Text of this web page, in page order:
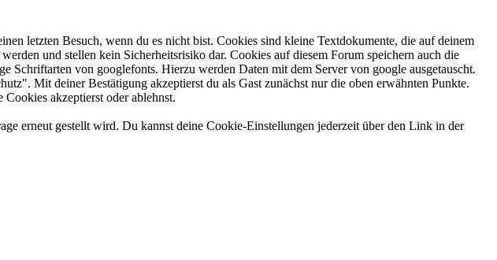
letzten Besuch, wenn du es nicht bist. Cookies sind kleine Textdokumente, die auf deinem
und stellen kein Sicherheitsrisiko dar. Cookies auf diesem Forum speichern auch die
Schriftarten von googlefonts. Hierzu werden Daten mit dem Server von google ausgetauscht.
Mit deiner Bestätigung akzeptierst du als Gast zunächst nur die oben erwähnten Punkte.
akzeptierst oder ablehnst.
erneut gestellt wird. Du kannst deine Cookie-Einstellungen jederzeit über den Link in der